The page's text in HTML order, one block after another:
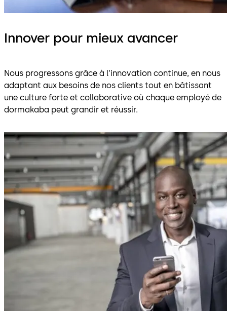
Innover pour mieux avancer
Nous progressons grâce à l’innovation continue, en nous
adaptant aux besoins de nos clients tout en bâtissant
une culture forte et collaborative où chaque employé de
dormakaba peut grandir et réussir.